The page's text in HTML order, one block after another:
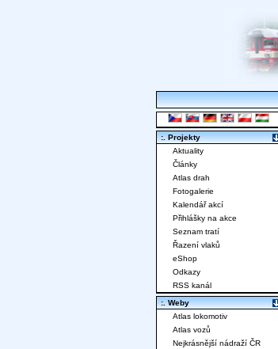
:. Projekty
Aktuality
Články
Atlas drah
Fotogalerie
Kalendář akcí
Přihlášky na akce
Seznam tratí
Řazení vlaků
eShop
Odkazy
RSS kanál
:. Weby
Atlas lokomotiv
Atlas vozů
Nejkrásnější nádraží ČR